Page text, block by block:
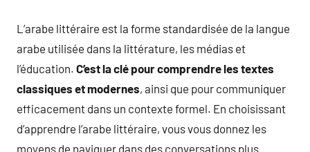
L’arabe littéraire est la forme standardisée de la langue
arabe utilisée dans la littérature, les médias et
l’éducation. C’est la clé pour comprendre les textes
classiques et modernes, ainsi que pour communiquer
efficacement dans un contexte formel. En choisissant
d’apprendre l’arabe littéraire, vous vous donnez les
moyens de naviguer dans des conversations plus